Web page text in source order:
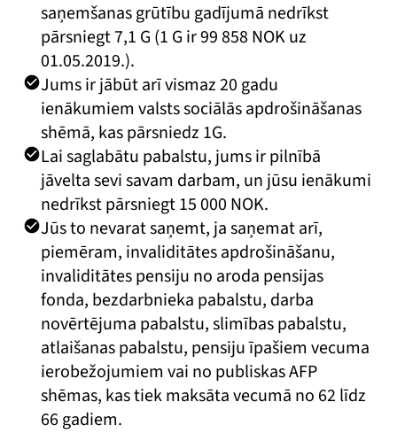
saņemšanas grūtību gadījumā nedrīkst
pārsniegt 7,1 G (1 G ir 99 858 NOK uz
01.05.2019.).
Jums ir jābūt arī vismaz 20 gadu
ienākumiem valsts sociālās apdrošināšanas
shēmā, kas pārsniedz 1G.
Lai saglabātu pabalstu, jums ir pilnībā
jāvelta sevi savam darbam, un jūsu ienākumi
nedrīkst pārsniegt 15 000 NOK.
Jūs to nevarat saņemt, ja saņemat arī,
piemēram, invaliditātes apdrošināšanu,
invaliditātes pensiju no aroda pensijas
fonda, bezdarbnieka pabalstu, darba
novērtējuma pabalstu, slimības pabalstu,
atlaišanas pabalstu, pensiju īpašiem vecuma
ierobežojumiem vai no publiskas AFP
shēmas, kas tiek maksāta vecumā no 62 līdz
66 gadiem.